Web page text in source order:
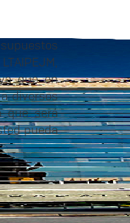
que en
diversos
que será
pueda